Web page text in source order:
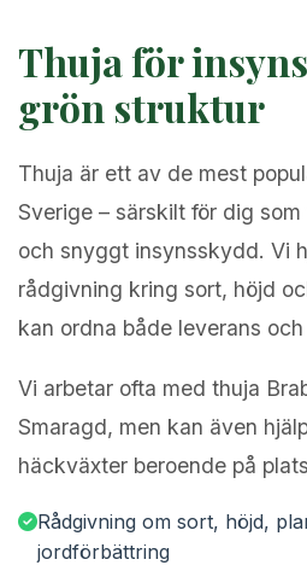
Thuja för
grön struktur
Thuja är ett av de mest
Sverige – särskilt för dig
och snyggt insynsskydd. Vi
rådgivning kring sort, höjd
kan ordna både leverans
Vi arbetar ofta med thuja
Smaragd, men kan även
häckväxter beroende på
Rådgivning om sort, höjd,
jordförbättring